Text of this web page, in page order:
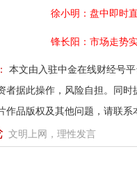
徐小明：盘中即时
锋长阳：市场走势
本文由入驻中金在线财经号
者据此操作，风险自担。同
作品版权及其他问题，请联系
文明上网，理性发言